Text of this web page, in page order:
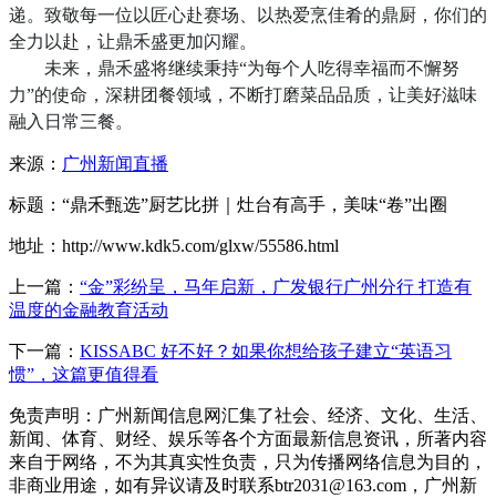
递。致敬每一位以匠心赴赛场、以热爱烹佳肴的鼎厨，你们的
全力以赴，让鼎禾盛更加闪耀。
未来，鼎禾盛将继续秉持“为每个人吃得幸福而不懈努
力”的使命，深耕团餐领域，不断打磨菜品品质，让美好滋味
融入日常三餐。
来源： 广州新闻直播
标题：“鼎禾甄选”厨艺比拼｜灶台有高手，美味“卷”出圈
地址：http://www.kdk5.com/glxw/55586.html
上一篇： “金”彩纷呈，马年启新，广发银行广州分行 打造有
温度的金融教育活动
下一篇： KISSABC 好不好？如果你想给孩子建立“英语习
惯”，这篇更值得看
免责声明：广州新闻信息网汇集了社会、经济、文化、生活、
新闻、体育、财经、娱乐等各个方面最新信息资讯，所著内容
来自于网络，不为其真实性负责，只为传播网络信息为目的，
非商业用途，如有异议请及时联系btr2031@163.com，广州新